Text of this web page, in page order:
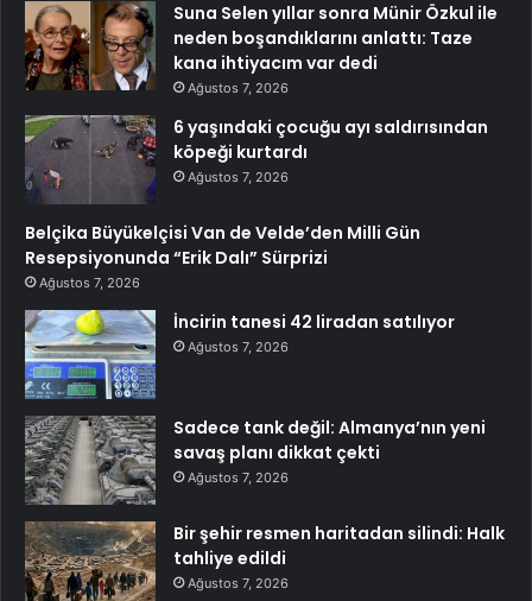
Suna Selen yıllar sonra Münir Özkul ile
neden boşandıklarını anlattı: Taze
kana ihtiyacım var dedi
Ağustos 7, 2026
6 yaşındaki çocuğu ayı saldırısından
köpeği kurtardı
Ağustos 7, 2026
Belçika Büyükelçisi Van de Velde’den Milli Gün
Resepsiyonunda “Erik Dalı” Sürprizi
Ağustos 7, 2026
İncirin tanesi 42 liradan satılıyor
Ağustos 7, 2026
Sadece tank değil: Almanya’nın yeni
savaş planı dikkat çekti
Ağustos 7, 2026
Bir şehir resmen haritadan silindi: Halk
tahliye edildi
Ağustos 7, 2026